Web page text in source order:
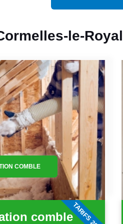
le-
COMBLE
combleTARIFS 2026